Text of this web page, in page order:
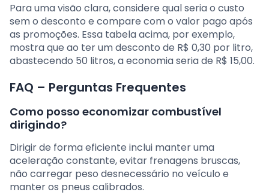
Para uma visão clara, considere qual seria o custo
sem o desconto e compare com o valor pago após
as promoções. Essa tabela acima, por exemplo,
mostra que ao ter um desconto de R$ 0,30 por litro,
abastecendo 50 litros, a economia seria de R$ 15,00.
FAQ – Perguntas Frequentes
Como posso economizar combustível
dirigindo?
Dirigir de forma eficiente inclui manter uma
aceleração constante, evitar frenagens bruscas,
não carregar peso desnecessário no veículo e
manter os pneus calibrados.